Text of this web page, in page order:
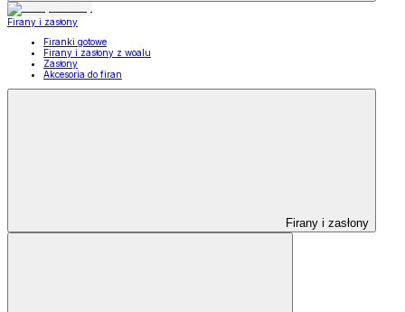
Firany i zasłony
Firanki gotowe
Firany i zasłony z woalu
Zasłony
Akcesoria do firan
Firany i zasłony